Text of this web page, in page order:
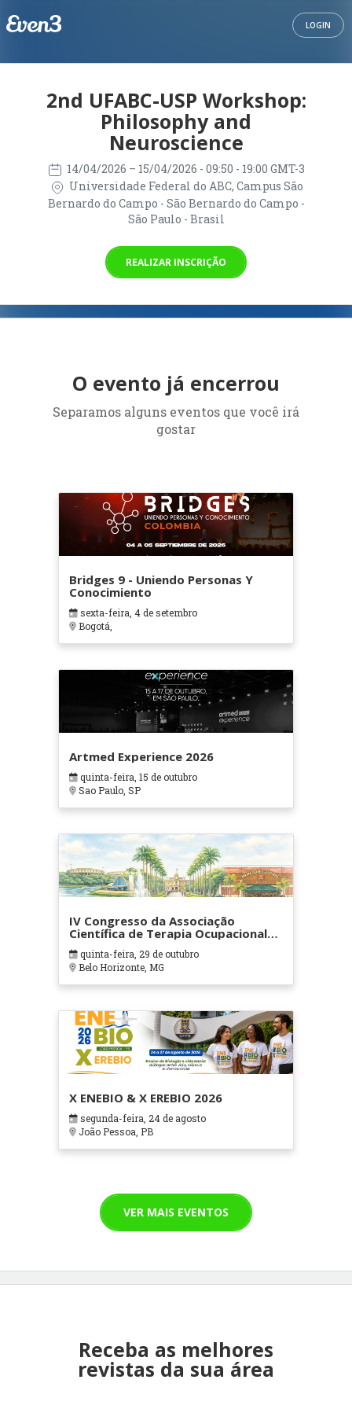
LOGIN
2nd UFABC-USP Workshop:
Philosophy and
Neuroscience
14/04/2026 – 15/04/2026 - 09:50 - 19:00 GMT-3
Universidade Federal do ABC, Campus São
Bernardo do Campo - São Bernardo do Campo -
São Paulo - Brasil
REALIZAR INSCRIÇÃO
O evento já encerrou
Separamos alguns eventos que você irá
gostar
Bridges 9 - Uniendo Personas Y
Conocimiento
sexta-feira, 4 de setembro
Bogotá,
Artmed Experience 2026
quinta-feira, 15 de outubro
Sao Paulo, SP
IV Congresso da Associação
Científica de Terapia Ocupacional
em Contextos Hospitalares e
Cuidados Paliativos - ATOHOSP
quinta-feira, 29 de outubro
Belo Horizonte, MG
X ENEBIO & X EREBIO 2026
segunda-feira, 24 de agosto
João Pessoa, PB
VER MAIS EVENTOS
Receba as melhores
revistas da sua área